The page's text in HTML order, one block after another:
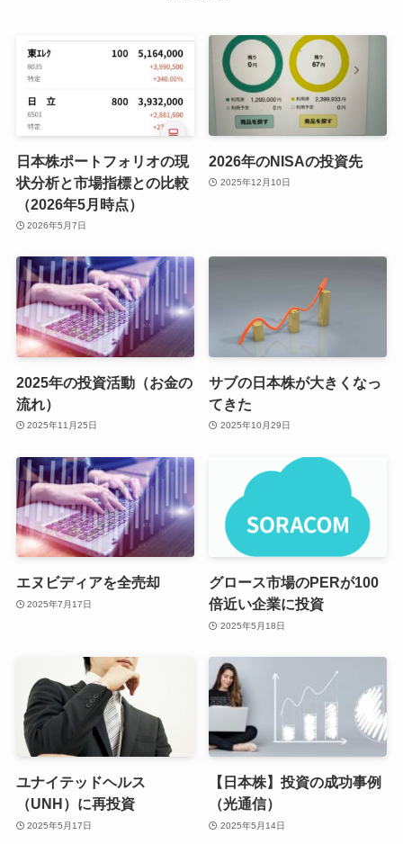
日本株ポートフォリオの現
状分析と市場指標との比較
（2026年5月時点）
2026年5月7日
2026年のNISAの投資先
2025年12月10日
2025年の投資活動（お金の
流れ）
2025年11月25日
サブの日本株が大きくなっ
てきた
2025年10月29日
エヌビディアを全売却
2025年7月17日
グロース市場のPERが100
倍近い企業に投資
2025年5月18日
ユナイテッドヘルス
（UNH）に再投資
2025年5月17日
【日本株】投資の成功事例
（光通信）
2025年5月14日